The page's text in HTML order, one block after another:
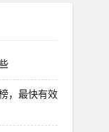
，最快有效